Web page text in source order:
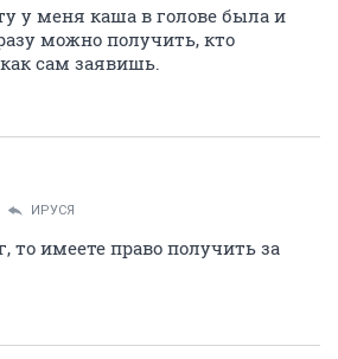
у меня каша в голове была и
можно получить, кто
сам заявишь.
ИРУСЯ
то имеете право получить за